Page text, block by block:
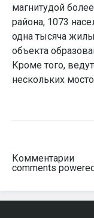
магнитудой
района, 1073
одна тысяча
объекта
Кроме того,
нескольких
Комментарии
comments